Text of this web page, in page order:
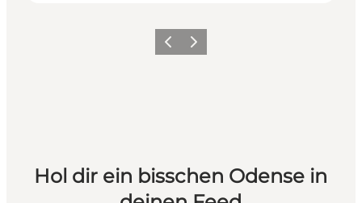
ZurückWeiter
Hol dir ein bisschen Odense in